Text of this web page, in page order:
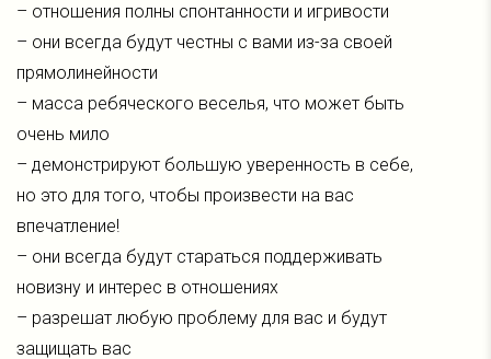
– отношения полны спонтанности и игривости
– они всегда будут честны с вами из-за своей
прямолинейности
– масса ребяческого веселья, что может быть
очень мило
– демонстрируют большую уверенность в себе,
но это для того, чтобы произвести на вас
впечатление!
– они всегда будут стараться поддерживать
новизну и интерес в отношениях
– разрешат любую проблему для вас и будут
защищать вас